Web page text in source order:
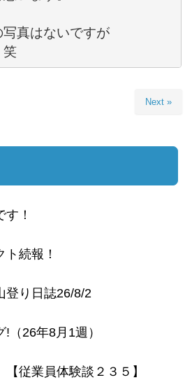
真はないですが
笑
Next »
！
続報！
登り日誌26/8/2
（26年8月1週）
従業員体験談２３５】